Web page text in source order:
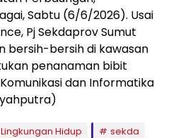
Sabtu (6/6/2026). Usai
Pj Sekdaprov Sumut
bersih-bersih di kawasan
penanaman bibit
dan Informatika
Hidup
sekda